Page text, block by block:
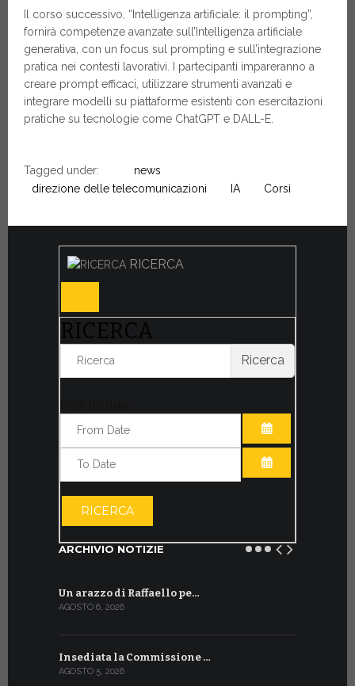
Il corso successivo, “Intelligenza artificiale: il prompting”,
fornirà competenze avanzate sull’Intelligenza artificiale
generativa, con un focus sul prompting e sull’integrazione
pratica nei contesti lavorativi. I partecipanti impareranno a
creare prompt efficaci, utilizzare strumenti avanzati e
integrare modelli su piattaforme esistenti con esercitazioni
pratiche su tecnologie come ChatGPT e DALL-E.
Tagged under:
news
direzione delle telecomunicazioni
IA Corsi
RICERCA
RICERCA
Ricerca
APRI IL
RICERCA
ARCHIVIO NOTIZIE
Un arazzo di Raffaello pe…
AGOSTO 6, 2026
Insediata la Commissione …
AGOSTO 5, 2026